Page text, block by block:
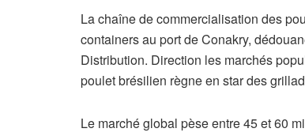
La chaîne de commercialisation des
containers au port de Conakry,
Distribution. Direction les marchés
poulet brésilien règne en star des
Le marché global pèse entre 45 et 60